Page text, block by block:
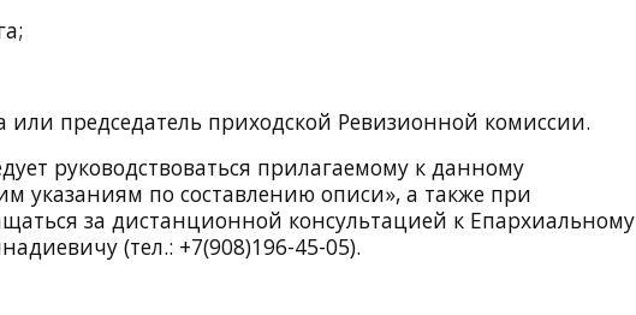
председатель приходской Ревизионной комиссии.
руководствоваться прилагаемому к данному
указаниям по составлению описи», а также при
за дистанционной консультацией к Епархиальному
(тел.: +7(908)196-45-05).